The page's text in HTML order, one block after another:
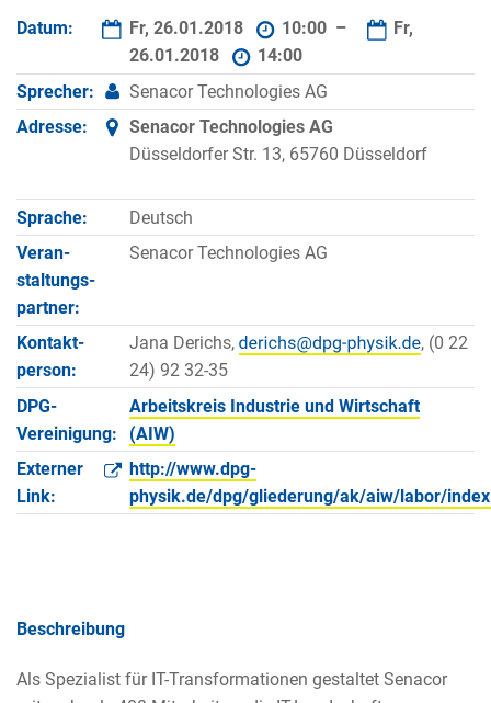
Datum: Fr, 26.01.2018 10:00 –
Fr,
26.01.2018
14:00
Sprecher:
Senacor Technologies AG
Adresse:
Senacor Technologies AG
Düsseldorfer Str. 13, 65760 Düsseldorf
Sprache:
Deutsch
Veran­
staltungs­
partner:
Senacor Technologies AG
Kontakt­
person:
Jana Derichs,
, (0 22
24) 92 32-35
DPG-
Vereinigung:
Arbeitskreis Industrie und Wirtschaft
(AIW)
Externer
Link:
http://www.dpg-
physik.de/dpg/gliederung/ak/aiw/labor/
Beschreibung
Als Spezialist für IT-Transformationen gestaltet Senacor